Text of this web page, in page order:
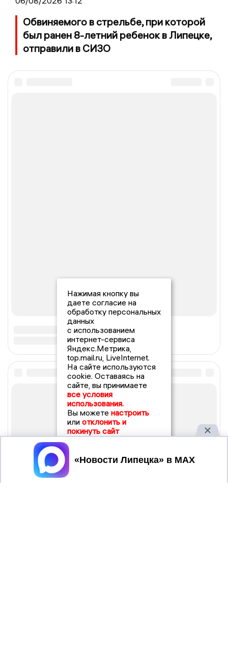
Обвиняемого в стрельбе, при которой
был ранен 8-летний ребенок в Липецке,
отправили в СИЗО
Нажимая кнопку вы
даете согласие на
обработку персональных
данных
с использованием
интернет-сервиса
Яндекс.Метрика,
top.mail.ru, LiveInternet.
На сайте используются
cookie. Оставаясь на
сайте, вы принимаете
все условия
использования.
Вы можете настроить
или отклонить и
покинуть сайт
Принять